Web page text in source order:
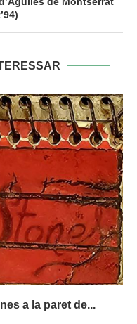
a la paret de...